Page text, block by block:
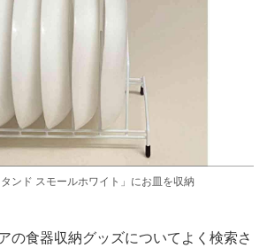
ンド スモールホワイト」にお皿を収納
の食器収納グッズについてよく検索さ